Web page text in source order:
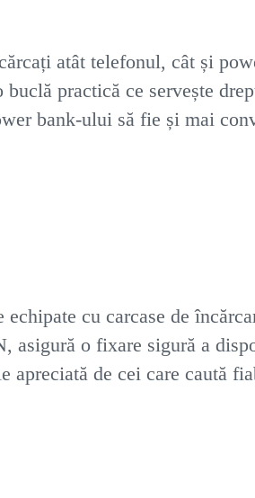
atât telefonul, cât și
practică ce servește
bank-ului să fie și mai
cu carcase de
asigură o fixare sigură a
apreciată de cei care caută